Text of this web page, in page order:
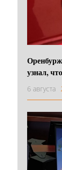
узнал,
6 августа